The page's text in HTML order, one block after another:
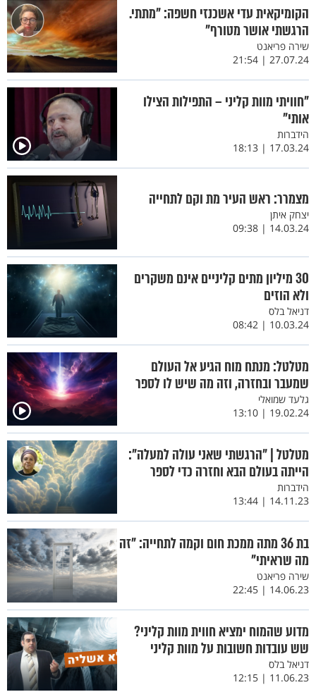
הקומיקאית עדי אשכנזי חשפה: "מתתי.
הרגשתי אושר מטורף"
שירה פריאנט
27.07.24 | 21:54
"חוויתי מוות קליני – התפילות הצילו
אותי"
הידברות
17.03.24 | 18:13
מצמרר: ראש העיר מת וקם לתחייה
יצחק איתן
14.03.24 | 09:38
30 מיליון מתים קליניים אינם משקרים
ולא הוזים
דניאל בלס
10.03.24 | 08:42
מטלטל: מנתח מוח הגיע אל העולם
שמעבר ובחזרה, וזה מה שיש לו לספר
גלעד שמואלי
19.02.24 | 13:10
מטלטל | "הרגשתי שאני עולה למעלה":
הייתה בעולם הבא וחזרה כדי לספר
הידברות
14.11.23 | 13:44
בת 36 מתה ממכת חום וקמה לתחייה: "זה
מה שראיתי"
שירה פריאנט
14.06.23 | 22:45
מדוע שהמוח ימציא חווית מוות קליני?
שש עובדות חשובות על מוות קליני
דניאל בלס
11.06.23 | 12:15